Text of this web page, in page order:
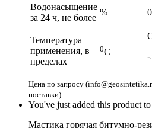
Водонасыщение
за 24 ч, не более
%
Температура
применения, в
пределах
0С
-
Цена по запросу
поставки)
You've just added this product to
Мастика горячая битумно-